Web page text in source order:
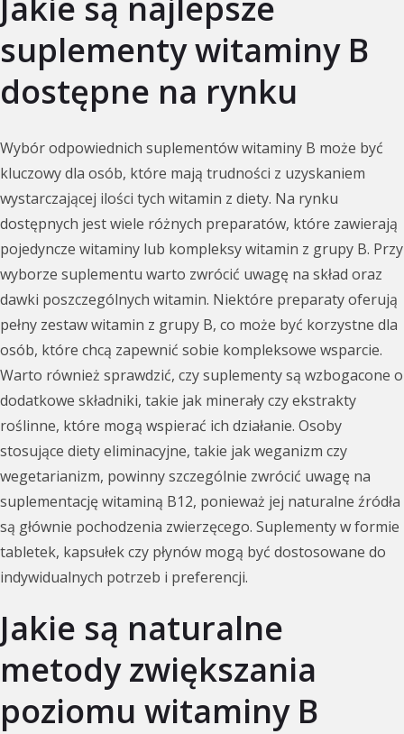
suplementy witaminy B
dostępne na rynku
Wybór odpowiednich suplementów witaminy B może być
kluczowy dla osób, które mają trudności z uzyskaniem
wystarczającej ilości tych witamin z diety. Na rynku
dostępnych jest wiele różnych preparatów, które zawierają
pojedyncze witaminy lub kompleksy witamin z grupy B. Przy
wyborze suplementu warto zwrócić uwagę na skład oraz
dawki poszczególnych witamin. Niektóre preparaty oferują
pełny zestaw witamin z grupy B, co może być korzystne dla
osób, które chcą zapewnić sobie kompleksowe wsparcie.
Warto również sprawdzić, czy suplementy są wzbogacone o
dodatkowe składniki, takie jak minerały czy ekstrakty
roślinne, które mogą wspierać ich działanie. Osoby
stosujące diety eliminacyjne, takie jak weganizm czy
wegetarianizm, powinny szczególnie zwrócić uwagę na
suplementację witaminą B12, ponieważ jej naturalne źródła
są głównie pochodzenia zwierzęcego. Suplementy w formie
tabletek, kapsułek czy płynów mogą być dostosowane do
indywidualnych potrzeb i preferencji.
Jakie są naturalne
metody zwiększania
poziomu witaminy B